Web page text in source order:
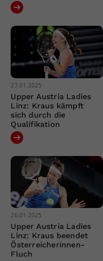
27.01.2025
Upper Austria Ladies
Linz: Kraus kämpft
sich durch die
Qualifikation
26.01.2025
Upper Austria Ladies
Linz: Kraus beendet
Österreicherinnen-
Fluch